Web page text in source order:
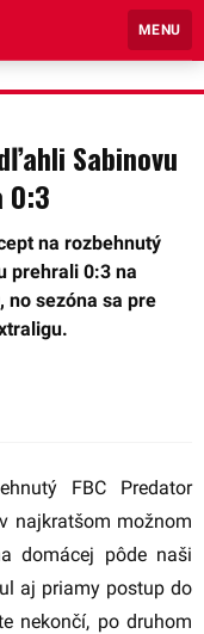
MENU
Sabinovu
0:3
na rozbehnutý
prehrali 0:3 na
no sezóna sa pre
FBC Predator
najkratšom možnom
domácej pôde naši
aj priamy postup do
nekončí, po druhom